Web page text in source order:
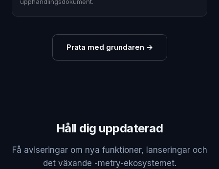
upphandlingsdokument.
Prata med grundaren →
Håll dig uppdaterad
Få aviseringar om nya funktioner, lanseringar och
det växande -metry-ekosystemet.